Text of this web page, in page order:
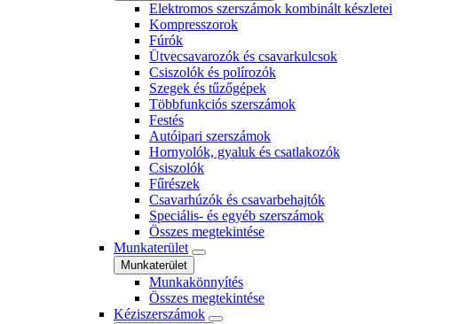
Elektromos szerszámok kombinált készletei
Kompresszorok
Fúrók
Ütvecsavarozók és csavarkulcsok
Csiszolók és polírozók
Szegek és tűzőgépek
Többfunkciós szerszámok
Festés
Autóipari szerszámok
Hornyolók, gyaluk és csatlakozók
Csiszolók
Fűrészek
Csavarhúzók és csavarbehajtók
Speciális- és egyéb szerszámok
Összes megtekintése
Munkaterület
Munkaterület
Munkakönnyítés
Összes megtekintése
Kéziszerszámok